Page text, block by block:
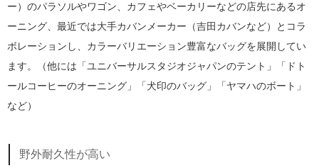
ー）のパラソルやワゴン、カフェやベーカリーなどの店先にあるオ
ーニング、最近では大手カバンメーカー（吉田カバンなど）とコラ
ボレーションし、カラーバリエーション豊富なバッグを展開してい
ます。（他には「ユニバーサルスタジオジャパンのテント」「ドト
ールコーヒーのオーニング」「犬印のバッグ」「ヤマハのボート」
など）
野外耐久性が高い